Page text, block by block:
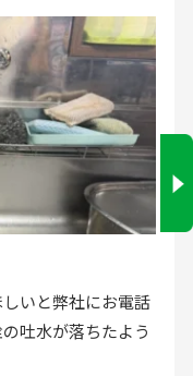
いと弊社にお電話
吐水が落ちたよう